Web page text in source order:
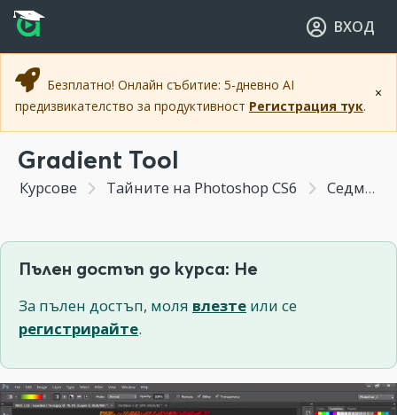
Прескочи към основното съдържание
Прескочи към навигацията
ВХОД
×
Безплатно! Онлайн събитие: 5-дневно AI
предизвикателство за продуктивност Регистрация тук.
Gradient Tool
Курсове Тайните на Photoshop CS6 Седмица 2 - Основни инструменти
Пълен достъп до курса: Не
За пълен достъп, моля влезте или се
регистрирайте.